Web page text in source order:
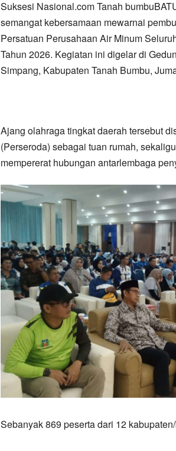
Suksesi Nasional.com Tanah
semangat kebersamaan mewarnai
Persatuan Perusahaan Air Minum
Tahun 2026. Kegiatan ini digelar di
Simpang, Kabupaten Tanah Bumbu,
Ajang olahraga tingkat daerah tersebut
(Perseroda) sebagai tuan rumah,
mempererat hubungan antarlembaga
Sebanyak 869 peserta dari 12